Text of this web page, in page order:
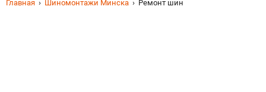
Главная Шиномонтажи Минска Ремонт шин